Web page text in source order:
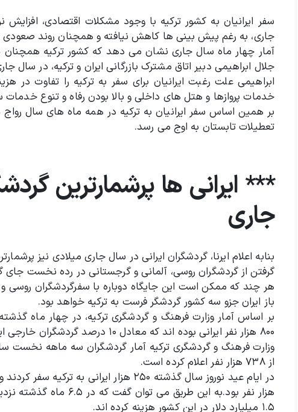
سفر ایرانیان به کشور ترکیه با وجود مشکلات اقتصادی،
جاری، به رغم پیش بینی ها کاهش نیافته و همچنان روند صعودی
آمار چهار ماه سال جاری نشان می دهد که کشور ترکیه همچنان
جلال ابراهیمی دبیر اتاق مشترک بازرگانی ایران و ترکیه، در سال جاری بیش از ۸۰۰ هزار ایرانی به
ابراهیمی علت رغبت ایرانیان برای سفر به ترکیه را تفاوت در
خدمات پروازها و هتل های داخلی و بالا بودن رفاه و تنوع خدمات
بر همین اساس سفر ایرانیان به ترکیه در همه ماه های سال
تعطیلات تابستان به اوج می رسد.
*** ایرانی ها پرشمارترین
جاری
بنابه اعلام ایرنا، گردشگران ایرانی در سال جاری میلادی نیز
گرفتن از گردشگران روسی، آلمانی و گرجستانی در رده نخست جای
هر چند که ممکن است این جایگاه دوباره با سفرگردشگران روسی
باز ایران جزو سه کشور گردشگر فرست به ترکیه خواهد بود.
بر اساس آمار وزارت فرهنگ و گردشگری ترکیه، در چهار ماه
۸۰۰ هزار نفر ایرانی بوده اند که معادل ۱۰ درصد گردشگران خارجی این کشور است.
وزارت فرهنگ و گردشگری ترکیه آمار گردشگران سه ماهه
از ۷۳۸ هزار نفر اعلام کرده است.
۱.۵ میلیارد دلار در این کشور هزینه کرده اند.